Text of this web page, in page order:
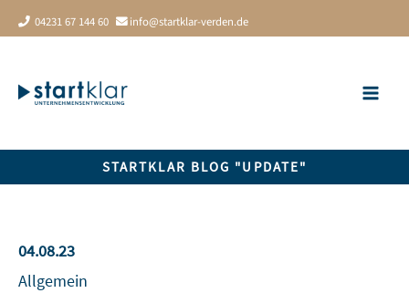
Zum
Inhalt
04231 67 144 60 info@startklar-verden.de
STARTKLAR BLOG "UPDATE"
04.08.23
Allgemein